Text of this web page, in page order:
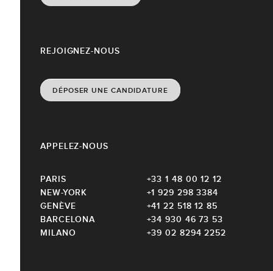
REJOIGNEZ-NOUS
DÉPOSER UNE CANDIDATURE
APPELEZ-NOUS
PARIS
+33 1 48 00 12 12
NEW-YORK
+1 929 298 3384
GENÈVE
+41 22 518 12 85
BARCELONA
+34 930 46 73 53
MILANO
+39 02 8294 2252